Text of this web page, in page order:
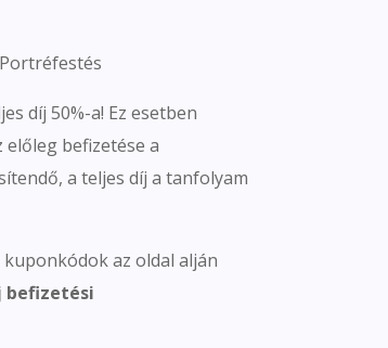
díj 50%-a! Ez esetben
befizetése a
a teljes díj a tanfolyam
az oldal alján
befizetési